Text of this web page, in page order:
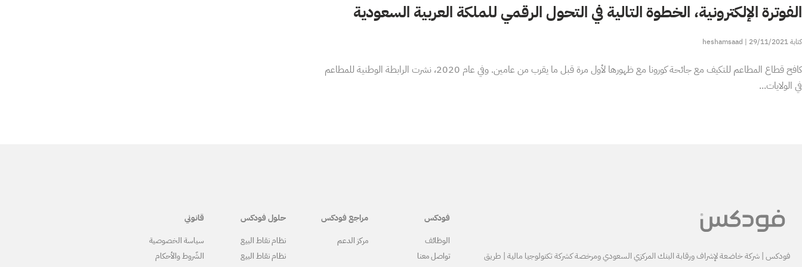
الفوترة الإلكترونية، الخطوة التالية في التحول الرقمي للملكة العربية السعودية
heshamsaad 29/11/2021
كافح قطاع المطاعم للتكيف مع جائحة كورونا مع ظهورها لأول مرة قبل ما يقرب من عامين. وفي عام 2020، نشرت الرابطة الوطنية للمطاعم
في الولايات
فودكس | شركة خاضعة لإشراف ورقابة البنك المركزي السعودي ومرخصة كشركة تكنولوجيا مالية | طريق
فودكس
الوظائف
تواصل معنا
مراجع فودكس
مركز الدعم
حلول فودكس
نظام نقاط البيع
نظام نقاط البيع
قانوني
سياسة الخصوصية
الشّروط والأحكام